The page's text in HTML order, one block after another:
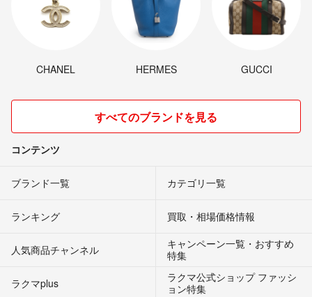
CHANEL HERMES GUCCI
すべてのブランドを見る
コンテンツ
ブランド一覧 カテゴリ一覧
ランキング 買取・相場価格情報
人気商品チャンネル
キャンペーン一覧・おすすめ
特集
ラクマplus
ラクマ公式ショップ ファッシ
ョン特集